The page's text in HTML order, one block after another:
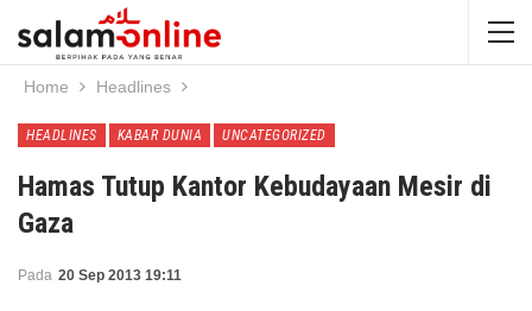
Home Headlines
HEADLINES KABAR DUNIA UNCATEGORIZED
Hamas Tutup Kantor Kebudayaan Mesir di
Gaza
Pada 20 Sep 2013 19:11